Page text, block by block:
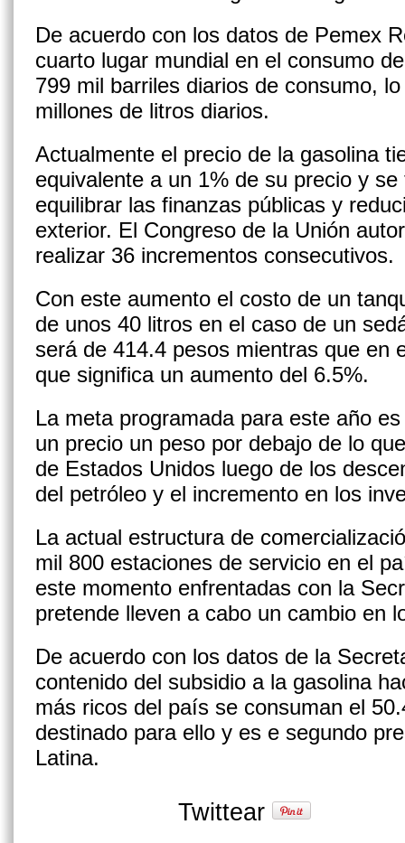
De acuerdo con los datos de Pemex
cuarto lugar mundial en el consumo
799 mil barriles diarios de consumo,
millones de litros diarios.
Actualmente el precio de la gasolina
equivalente a un 1% de su precio y
equilibrar las finanzas públicas y
exterior. El Congreso de la Unión
realizar 36 incrementos consecutivos.
Con este aumento el costo de un
de unos 40 litros en el caso de un
será de 414.4 pesos mientras que en
que significa un aumento del 6.5%.
La meta programada para este año
un precio un peso por debajo de lo
de Estados Unidos luego de los
del petróleo y el incremento en los
La actual estructura de
mil 800 estaciones de servicio en el
este momento enfrentadas con la
pretende lleven a cabo un cambio en
De acuerdo con los datos de la
contenido del subsidio a la gasolina
más ricos del país se consuman el
destinado para ello y es e segundo
Latina.
Twittear